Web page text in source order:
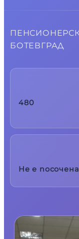
БОТЕВГРАД
480
Не е